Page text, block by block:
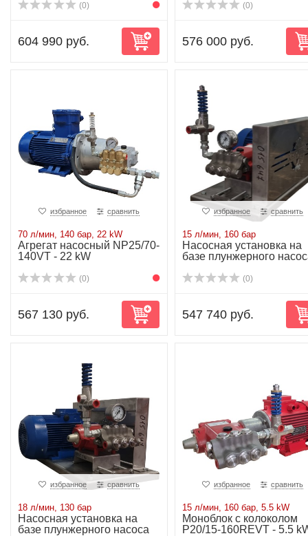
(0)
604 990 руб.
(0)
576 000 руб.
избранное сравнить
70 л/мин, 140 бар, 22 kW
Агрегат насосный NP25/70-
140VT - 22 kW
(0)
567 130 руб.
избранное сравнить
15 л/мин, 160 бар
Насосная установка на
базе плунжерного
(0)
547 740 руб.
избранное сравнить
18 л/мин, 130 бар
Насосная установка на
базе плунжерного насоса
избранное сравнить
15 л/мин, 160 бар, 5.5 kW
Моноблок с колоколом
P20/15-160REVT - 5.5